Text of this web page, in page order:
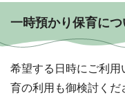
一時預かり保育につ
希望する日時にご利
育の利用も御検討くだ